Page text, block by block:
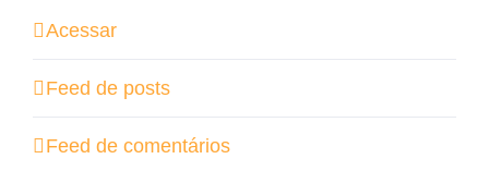
Acessar
Feed de posts
Feed de comentários